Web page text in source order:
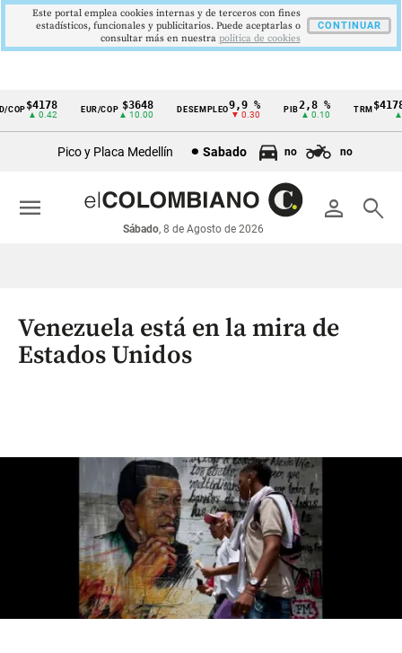
Cintillo
económicos
Colombia
$4178
▲ 0.42
EUR/COP $3648
▲ 10.00
DESEMPLEO 9,9 %
▼ 0.30
PIB2,8 %
▲ 0.10
TRM
▲
Pico y Placa Medellín Sabado no no
person search
Sábado, 8 de Agosto de 2026
menu
Venezuela está en la mira de
Estados Unidos
Este portal emplea cookies internas y de terceros con fines
estadísticos, funcionales y publicitarios. Puede aceptarlas o
consultar más en nuestra politica de cookies
CONTINUAR